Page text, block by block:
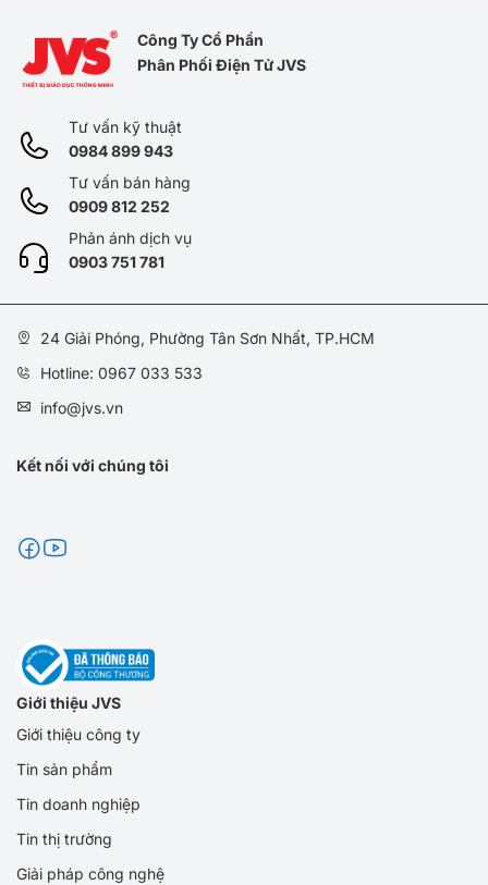
Công Ty Cổ Phần
Phân Phối Điện Tử JVS
Tư vấn kỹ thuật
0984 899 943
Tư vấn bán hàng
0909 812 252
Phản ánh dịch vụ
0903 751 781
24 Giải Phóng, Phường Tân Sơn Nhất, TP.HCM
Hotline: 0967 033 533
info@jvs.vn
Kết nối với chúng tôi
Giới thiệu JVS
Giới thiệu công ty
Tin sản phẩm
Tin doanh nghiệp
Tin thị trường
Giải pháp công nghệ